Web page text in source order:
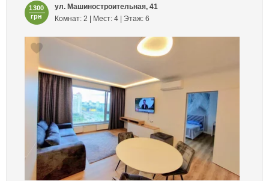
1300
грн
ул. Машиностроительная, 41
Комнат: 2 | Мест: 4 | Этаж: 6